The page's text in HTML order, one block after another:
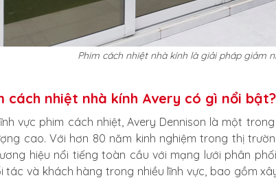
Phim cách nhiệt nhà kính là giải pháp giảm
cách nhiệt nhà kính Avery có gì nổi bật?
vực phim cách nhiệt, Avery Dennison là một
cao. Với hơn 80 năm kinh nghiệm trong thị
hiệu nổi tiếng toàn cầu với mạng lưới phân
tác và khách hàng trong nhiều lĩnh vực, bao gồm